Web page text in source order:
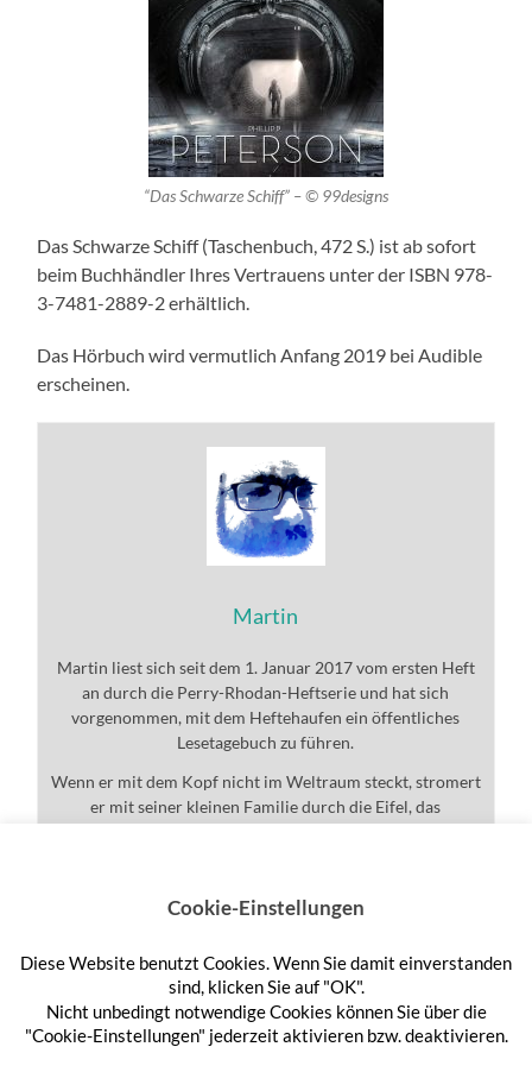
“Das Schwarze Schiff” – © 99designs
Das Schwarze Schiff (Taschenbuch, 472 S.) ist ab sofort
beim Buchhändler Ihres Vertrauens unter der ISBN 978-
3-7481-2889-2 erhältlich.
Das Hörbuch wird vermutlich Anfang 2019 bei Audible
erscheinen.
Martin
Martin liest sich seit dem 1. Januar 2017 vom ersten Heft
an durch die Perry-Rhodan-Heftserie und hat sich
vorgenommen, mit dem Heftehaufen ein öffentliches
Lesetagebuch zu führen.
Wenn er mit dem Kopf nicht im Weltraum steckt, stromert
er mit seiner kleinen Familie durch die Eifel, das
Anmelden
Cookie-Einstellungen
Diese Website benutzt Cookies. Wenn Sie damit einverstanden
sind, klicken Sie auf "OK".
Nicht unbedingt notwendige Cookies können Sie über die
"Cookie-Einstellungen" jederzeit aktivieren bzw. deaktivieren.